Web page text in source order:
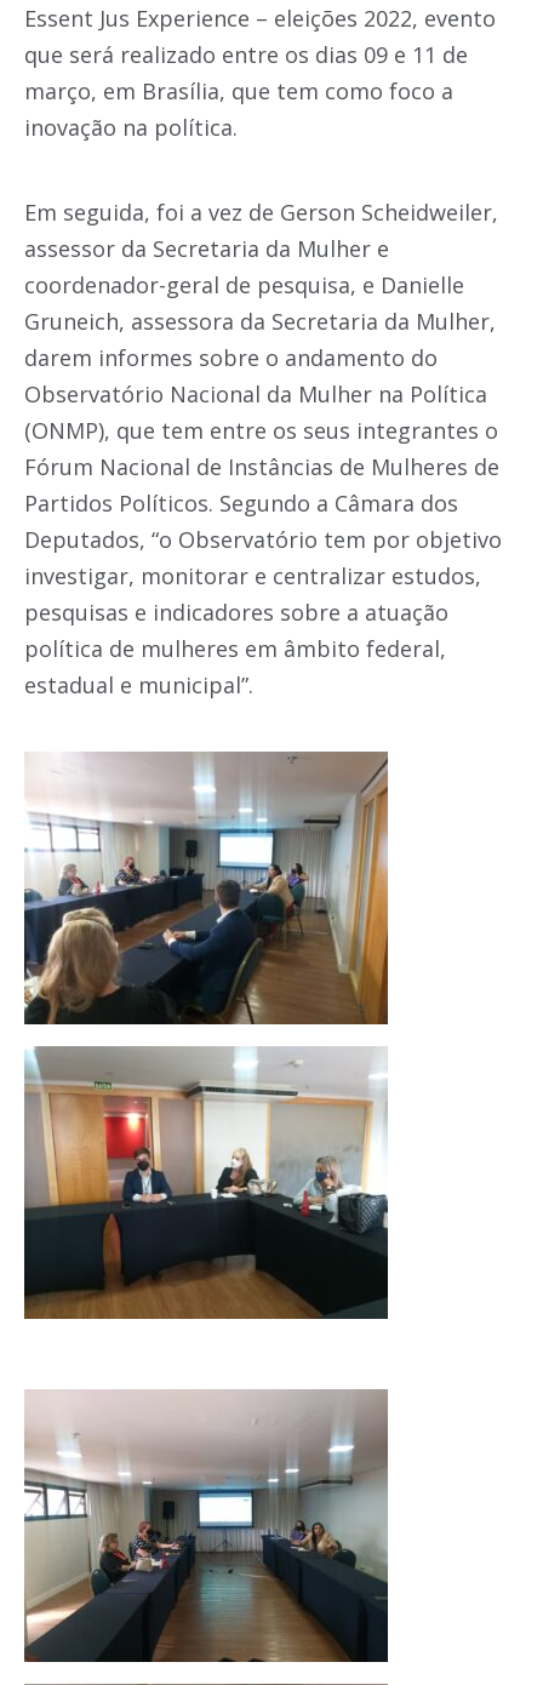
Essent Jus Experience – eleições 2022, evento
que será realizado entre os dias 09 e 11 de
março, em Brasília, que tem como foco a
inovação na política.
Em seguida, foi a vez de Gerson Scheidweiler,
assessor da Secretaria da Mulher e
coordenador-geral de pesquisa, e Danielle
Gruneich, assessora da Secretaria da Mulher,
darem informes sobre o andamento do
Observatório Nacional da Mulher na Política
(ONMP), que tem entre os seus integrantes o
Fórum Nacional de Instâncias de Mulheres de
Partidos Políticos. Segundo a Câmara dos
Deputados, “o Observatório tem por objetivo
investigar, monitorar e centralizar estudos,
pesquisas e indicadores sobre a atuação
política de mulheres em âmbito federal,
estadual e municipal”.